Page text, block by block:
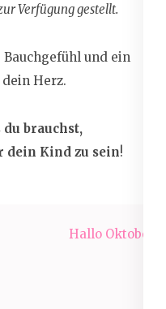
Verfügung gestellt.
und ein
Herz.
du brauchst,
dein Kind zu sein!
Hallo Oktober!